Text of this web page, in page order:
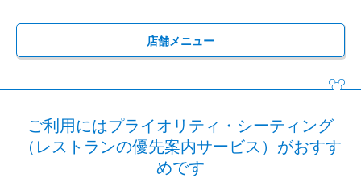
店舗メニュー
ご利用にはプライオリティ・シーティング
（レストランの優先案内サービス）がおすす
めです